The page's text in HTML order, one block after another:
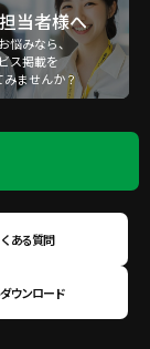
当者様へ
悩みなら、
ス掲載を
みませんか？
ある質問
ウンロード